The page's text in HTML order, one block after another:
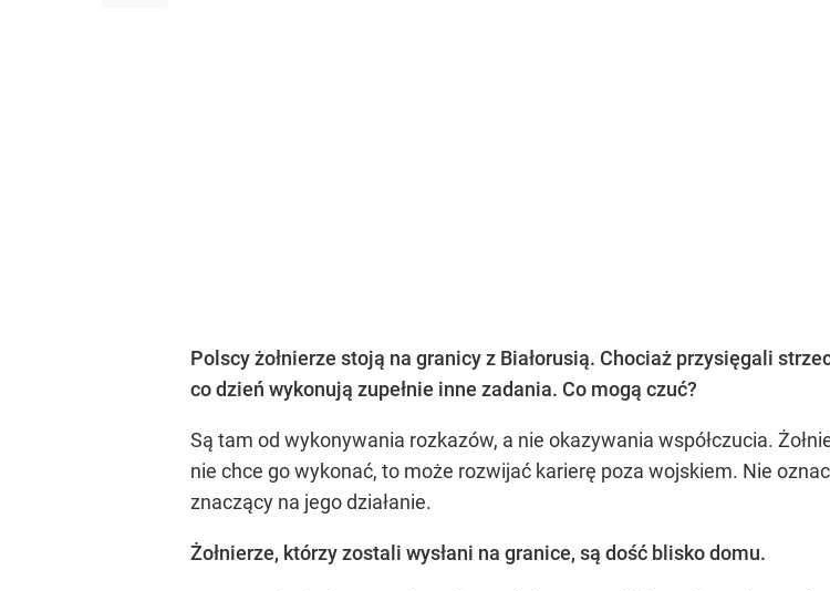
Polscy żołnierze stoją na granicy z Białorusią. Chociaż przysięgali
co dzień wykonują zupełnie inne zadania. Co mogą czuć?
Są tam od wykonywania rozkazów, a nie okazywania współczucia.
nie chce go wykonać, to może rozwijać karierę poza wojskiem. Nie
znaczący na jego działanie.
Żołnierze, którzy zostali wysłani na granice, są dość blisko domu.